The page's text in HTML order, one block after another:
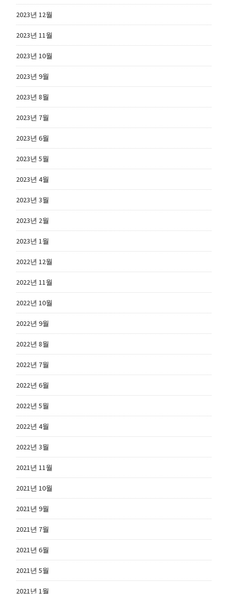
2023년 12월
2023년 11월
2023년 10월
2023년 9월
2023년 8월
2023년 7월
2023년 6월
2023년 5월
2023년 4월
2023년 3월
2023년 2월
2023년 1월
2022년 12월
2022년 11월
2022년 10월
2022년 9월
2022년 8월
2022년 7월
2022년 6월
2022년 5월
2022년 4월
2022년 3월
2021년 11월
2021년 10월
2021년 9월
2021년 7월
2021년 6월
2021년 5월
2021년 1월